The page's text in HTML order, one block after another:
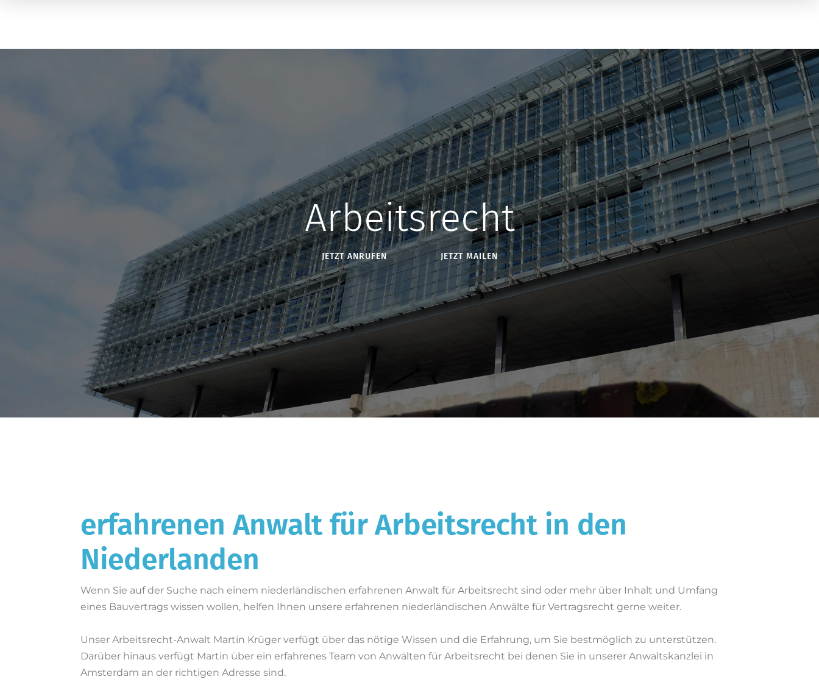
Arbeitsrecht
JETZT ANRUFEN JETZT MAILEN
erfahrenen Anwalt für Arbeitsrecht in den
Niederlanden
Wenn Sie auf der Suche nach einem niederländischen erfahrenen Anwalt für Arbeitsrecht sind oder mehr über Inhalt und Umfang
eines Bauvertrags wissen wollen, helfen Ihnen unsere erfahrenen niederländischen Anwälte für Vertragsrecht gerne weiter.
Unser Arbeitsrecht-Anwalt Martin Krüger verfügt über das nötige Wissen und die Erfahrung, um Sie bestmöglich zu unterstützen.
Darüber hinaus verfügt Martin über ein erfahrenes Team von Anwälten für Arbeitsrecht bei denen Sie in unserer Anwaltskanzlei in
Amsterdam an der richtigen Adresse sind.